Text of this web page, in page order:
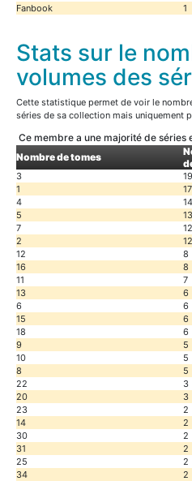
Fanbook
1
Stats sur le
volumes des
Cette statistique permet de voir le
séries de sa collection mais uniquement
Ce membre a une majorité de séries
Nombre de tomes
3 19
1
17
4
14
5
13
7
12
2
12
12
8
16
8
11
7
13
6
6
6
15
6
18
6
9
5
10
5
8
5
22
3
20
3
23
2
14
2
30
2
31
2
25
2
34
2